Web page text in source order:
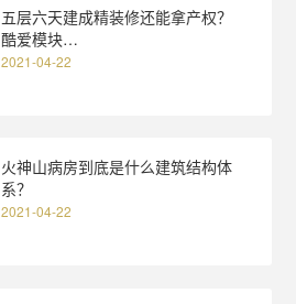
五层六天建成精装修还能拿产权？
酷爱模块…
2021-04-22
火神山病房到底是什么建筑结构体
系？
2021-04-22